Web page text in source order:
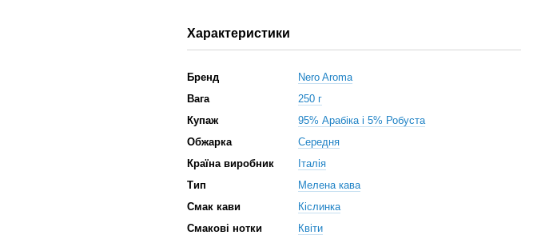
Характеристики
Бренд
Nero Aroma
Вага
250 г
Купаж
95% Арабіка і 5% Робуста
Обжарка
Середня
Країна виробник
Італія
Тип
Мелена кава
Смак кави
Кіслинка
Смакові нотки
Квіти